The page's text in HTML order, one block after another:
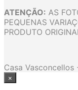
ATENÇÃO: AS
PEQUENAS
PRODUTO
Casa
×